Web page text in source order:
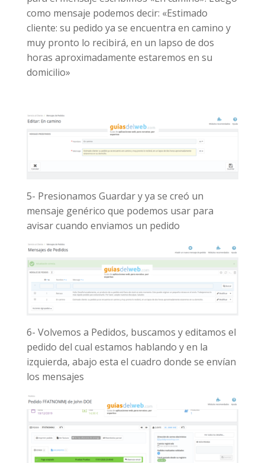
como mensaje podemos decir: «Estimado
cliente: su pedido ya se encuentra en camino y
muy pronto lo recibirá, en un lapso de dos
horas aproximadamente estaremos en su
domicilio»
5- Presionamos Guardar y ya se creó un
mensaje genérico que podemos usar para
avisar cuando enviamos un pedido
6- Volvemos a Pedidos, buscamos y editamos el
pedido del cual estamos hablando y en la
izquierda, abajo esta el cuadro donde se envían
los mensajes